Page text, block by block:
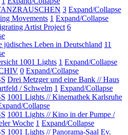
3 Expand/Collapse
Movements 1 Expand/Collapse
Artist Project 6
jüdisches Leben in Deutschland 11
1001 Lights 1 Expand/Collapse
0 Expand/Collapse
Drei Metzger und eine Bank // Haus
/ Schwelm 1 Expand/Collapse
1001 Lights // Kinemathek Karlsruhe
Collapse
1001 Lights // Kino in der Pumpe /
Woche 1 Expand/Collapse
1001 Lights // Panorama-Saal Ev.